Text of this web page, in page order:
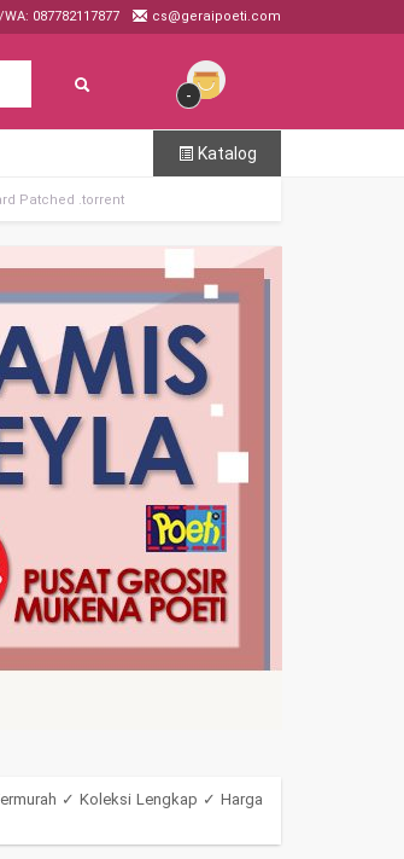
087782117877 cs@geraipoeti.com
-
Katalog
Patched .tоrrеnt
✓ Koleksi Lengkap ✓ Harga